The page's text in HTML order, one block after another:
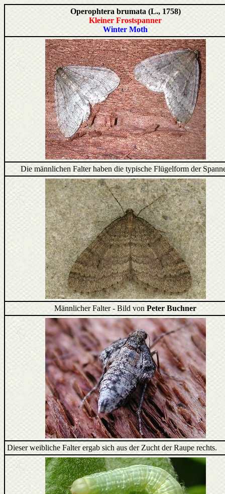
Operophtera brumata (L., 1758)
Kleiner Frostspanner
Winter Moth
Die männlichen Falter haben die typische Flügelform der
Männlicher Falter - Bild von Peter Buchner
Dieser weibliche Falter ergab sich aus der Zucht der Raupe rechts.